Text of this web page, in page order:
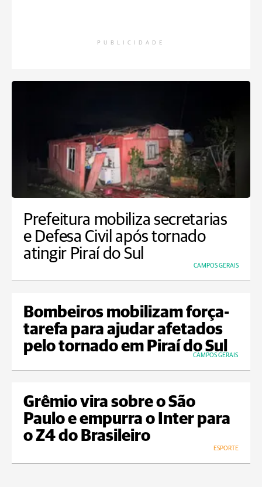
PUBLICIDADE
Prefeitura mobiliza secretarias
e Defesa Civil após tornado
atingir Piraí do Sul
CAMPOS GERAIS
Bombeiros mobilizam força-
tarefa para ajudar afetados
pelo tornado em Piraí do Sul
CAMPOS GERAIS
Grêmio vira sobre o São
Paulo e empurra o Inter para
o Z4 do Brasileiro
ESPORTE